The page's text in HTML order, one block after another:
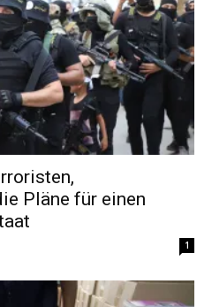
Pläne für einen
1